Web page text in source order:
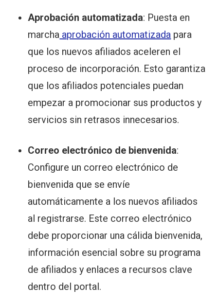
Aprobación automatizada: Puesta en
marcha aprobación automatizada para
que los nuevos afiliados aceleren el
proceso de incorporación. Esto garantiza
que los afiliados potenciales puedan
empezar a promocionar sus productos y
servicios sin retrasos innecesarios.
Correo electrónico de bienvenida:
Configure un correo electrónico de
bienvenida que se envíe
automáticamente a los nuevos afiliados
al registrarse. Este correo electrónico
debe proporcionar una cálida bienvenida,
información esencial sobre su programa
de afiliados y enlaces a recursos clave
dentro del portal.